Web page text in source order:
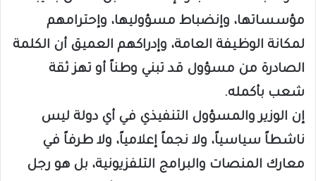
مؤسساتها، وإنضباط مسؤوليها، وإحترامهم
لمكانة الوظيفة العامة، وإدراكهم العميق أن الكلمة
الصادرة من مسؤول قد تبني وطناً أو تهز ثقة
شعب بأكمله.
إن الوزير والمسؤول التنفيذي في أي دولة ليس
ناشطاً سياسياً، ولا نجماً إعلامياً، ولا طرفاً في
معارك المنصات والبرامج التلفزيونية، بل هو رجل